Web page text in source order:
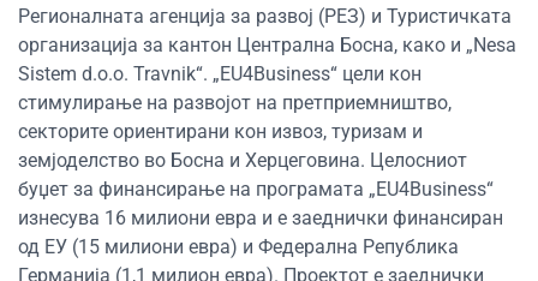
Регионалната агенција за развој (РЕЗ) и Туристичката
организација за кантон Централна Босна, како и „Nesa
Sistem d.o.o. Travnik“. „EU4Business“ цели кон
стимулирање на развојот на претприемништво,
секторите ориентирани кон извоз, туризам и
земјоделство во Босна и Херцеговина. Целосниот
буџет за финансирање на програмата „EU4Business“
изнесува 16 милиони евра и е заеднички финансиран
од ЕУ (15 милиони евра) и Федерална Република
Германија (1,1 милион евра). Проектот е заеднички